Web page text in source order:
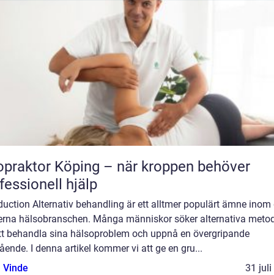
Köping – när kroppen behöver
hjälp
Alternativ behandling är ett alltmer populärt ämne inom
hälsobranschen. Många människor söker alternativa
behandla sina hälsoproblem och uppnå en övergripande
I denna artikel kommer vi att ge en gru...
Vinde
31 juli